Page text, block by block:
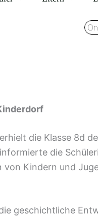
die Klasse 8d
die
von Kindern und
geschichtliche